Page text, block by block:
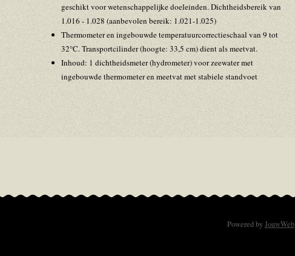
geschikt voor wetenschappelijke doeleinden. Dichtheidsbereik van
1.016 - 1.028 (aanbevolen bereik: 1.021-1.025)
Thermometer en ingebouwde temperatuurcorrectieschaal van 9 tot
32°C. Transportcilinder (hoogte: 33,5 cm) dient als meetvat.
Inhoud: 1 dichtheidsmeter (hydrometer) voor zeewater met
ingebouwde thermometer en meetvat met stabiele standvoet
Powered byJouwWeb